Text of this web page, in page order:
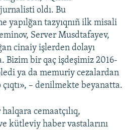
oldı. Bu
yapılğan tazyıqnıñ ilk misali
Server Musdtafayev,
cinaiy işlerden dolayı
Bizim bir qaç işdeşimiz 2016-
ya da memuriy cezalardan
çıqtı», – denilmekte beyanatta.
cemaatçılıq,
kütleviy haber vastalarını